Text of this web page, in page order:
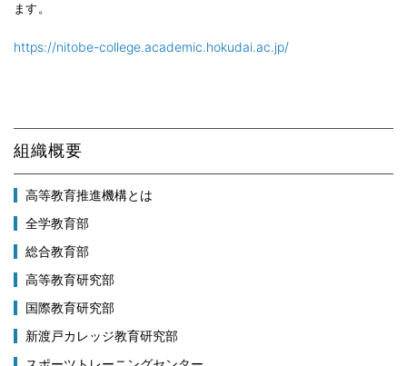
ます。
https://nitobe-college.academic.hokudai.ac.jp/
組織概要
高等教育推進機構とは
全学教育部
総合教育部
高等教育研究部
国際教育研究部
新渡戸カレッジ教育研究部